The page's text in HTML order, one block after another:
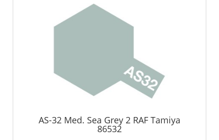
AS-32 Med. Sea Grey 2 RAF Tamiya
86532